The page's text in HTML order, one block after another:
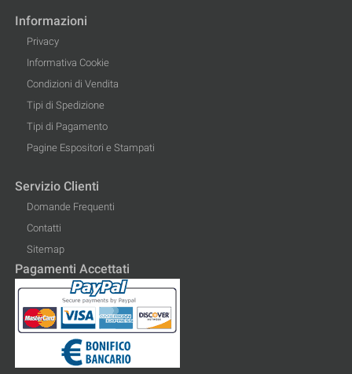
Informazioni
Privacy
Informativa Cookie
Condizioni di Vendita
Tipi di Spedizione
Tipi di Pagamento
Pagine Espositori e Stampati
Servizio Clienti
Domande Frequenti
Contatti
Sitemap
Pagamenti Accettati